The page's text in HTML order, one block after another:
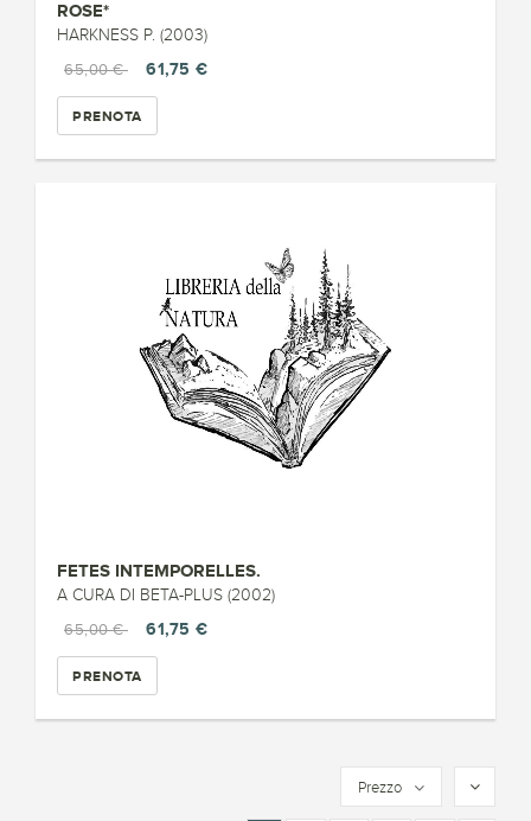
ROSE*
HARKNESS P. (2003)
65,00 €
61,75 €
PRENOTA
FETES INTEMPORELLES.
A CURA DI BETA-PLUS (2002)
65,00 €
61,75 €
PRENOTA
Prezzo